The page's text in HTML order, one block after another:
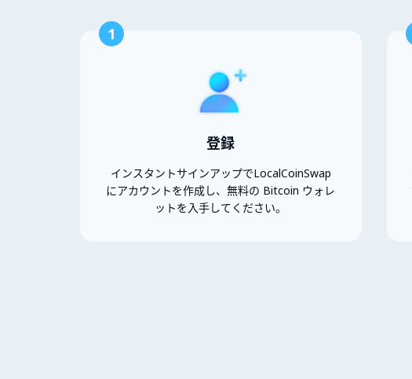
1
登録
インスタントサインアップでLocalCoinSwap
にアカウントを作成し、無料の Bitcoin ウォレ
ットを入手してください。